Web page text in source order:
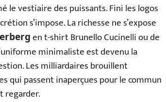
le vestiaire des puissants. Fini les logos
s’impose. La richesse ne s’expose
en t-shirt Brunello Cucinelli ou de
minimaliste est devenu la
Les milliardaires brouillent
qui passent inaperçues pour le commun
regarder.